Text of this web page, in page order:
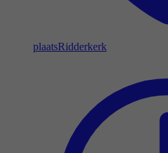
plaatsRidderkerk